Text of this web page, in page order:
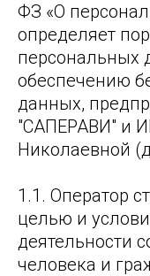
ФЗ «О
определяет
персональных
обеспечению
данных,
"САПЕРАВИ" и
Николаевной
1.1. Оператор
целью и
деятельности
человека и